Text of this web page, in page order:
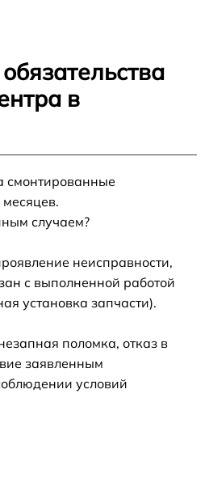
в
смонтированные
случаем?
неисправности,
с выполненной работой
установка запчасти).
поломка, отказ в
заявленным
условий